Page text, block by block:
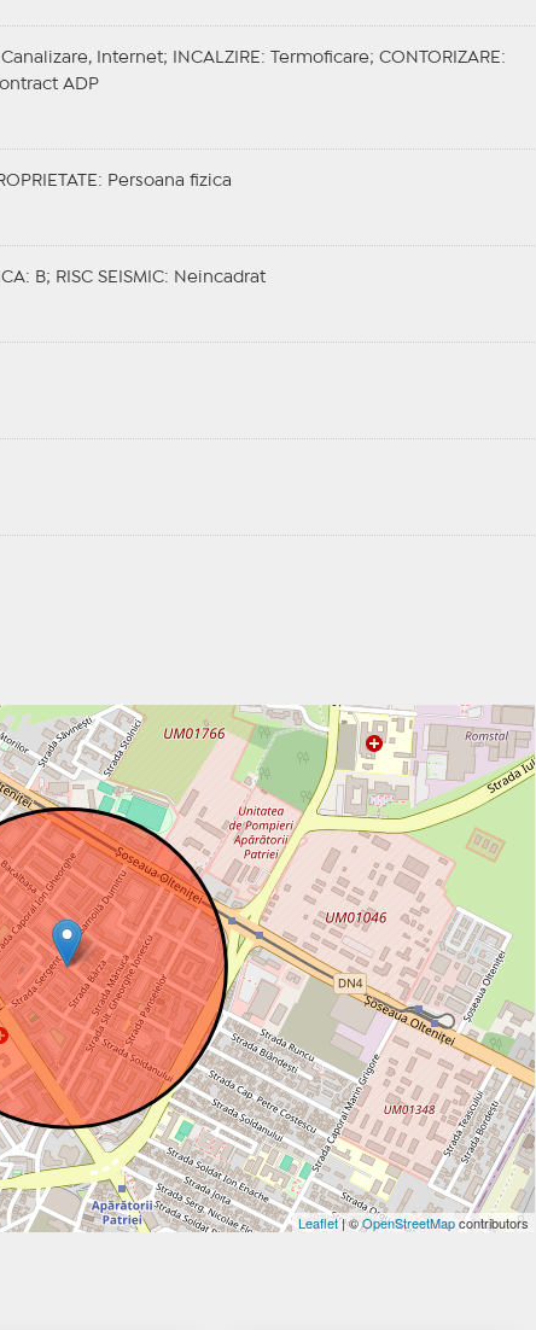
Internet; INCALZIRE : Termoficare; CONTORIZARE :
ADP
: Persoana fizica
: B; RISC SEISMIC: Neincadrat
Leaflet| ©OpenStreetMapcontributors